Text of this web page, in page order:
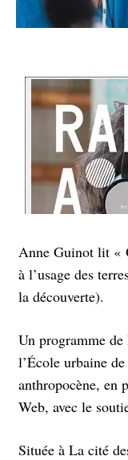
Anne Guinot lit «
à l’usage des
la découverte).
Un programme
l’École urbaine
anthropocène, en
Web, avec le
Située à La cité